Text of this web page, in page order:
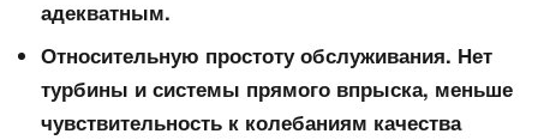
адекватным.
Относительную простоту обслуживания. Нет
турбины и системы прямого впрыска, меньше
чувствительность к колебаниям качества